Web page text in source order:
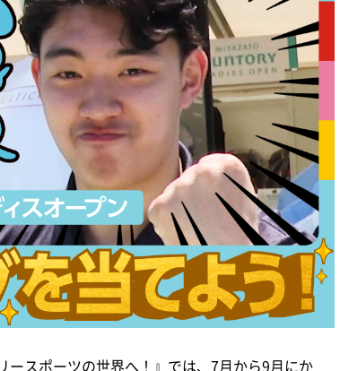
スポーツの世界へ！』では、7月から9月にか